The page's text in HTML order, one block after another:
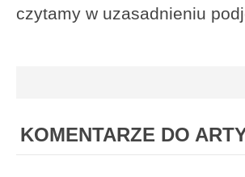
czytamy w uzasadnieniu
KOMENTARZE DO